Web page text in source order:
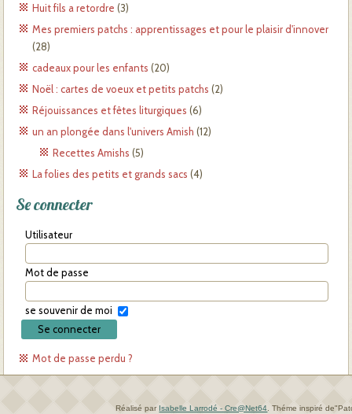
Huit fils a retordre (3)
Mes premiers patchs : apprentissages et pour le plaisir d'innover
(28)
cadeaux pour les enfants (20)
Noël : cartes de voeux et petits patchs (2)
Réjouissances et fêtes liturgiques (6)
un an plongée dans l'univers Amish (12)
Recettes Amishs (5)
La folies des petits et grands sacs (4)
Se connecter
Utilisateur
Mot de passe
se souvenir de moi
Mot de passe perdu ?
Réalisé par Isabelle Larrodé - Cre@Net64 Théme inspiré